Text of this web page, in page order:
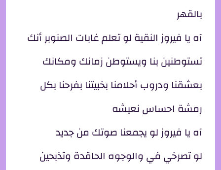
بالقهر
آه يا فيروز النقية لو تعلم غابات الصنوبر أنك
تستوطنين بنا ويستوطن زمانك ومكانك
بعشقنا ودروب أحلامنا بخبيتنا بفرحنا بكل
رمشة احساس نعيشه
آه يا فيروز لو يجمعنا صوتك من جديد
لو تصرخي في والوجوه الحاقدة وتذبحين